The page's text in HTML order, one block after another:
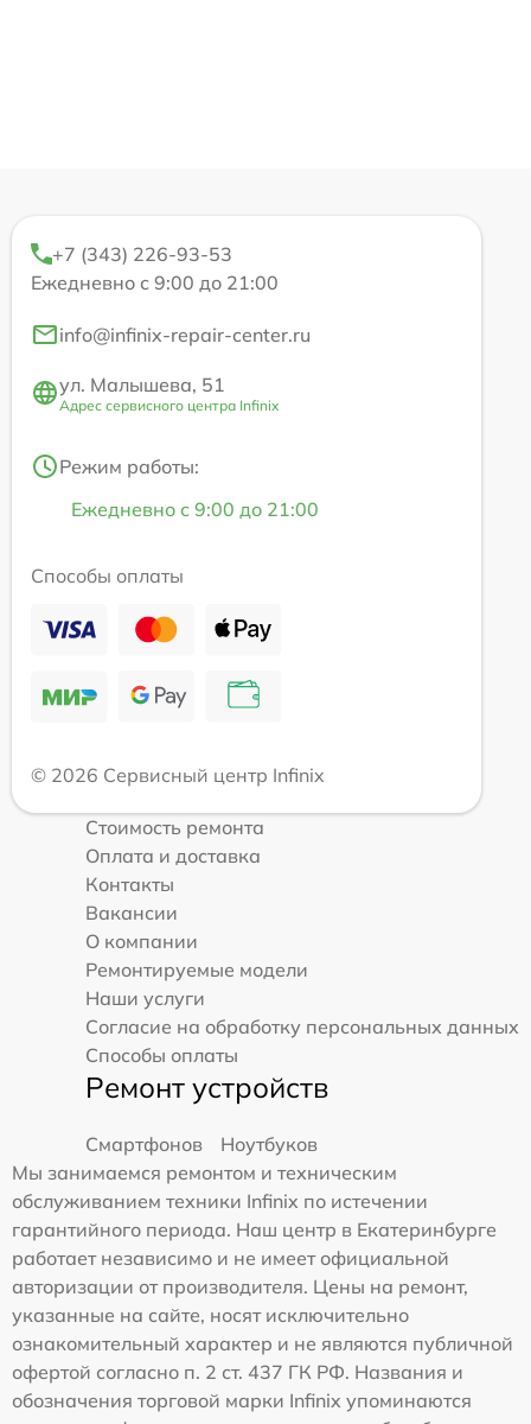
+7 (343) 226-93-53
Ежедневно с 9:00 до 21:00
info@infinix-repair-center.ru
ул. Малышева, 51
Адрес сервисного центра Infinix
Режим работы:
Ежедневно с 9:00 до 21:00
Способы оплаты
© 2026 Сервисный центр Infinix
Стоимость ремонта
Оплата и доставка
Контакты
Вакансии
О компании
Ремонтируемые модели
Наши услуги
Согласие на обработку персональных данных
Способы оплаты
Ремонт устройств
Смартфонов
Ноутбуков
Мы занимаемся ремонтом и техническим
обслуживанием техники Infinix по истечении
гарантийного периода. Наш центр в Екатеринбурге
работает независимо и не имеет официальной
авторизации от производителя. Цены на ремонт,
указанные на сайте, носят исключительно
ознакомительный характер и не являются публичной
офертой согласно п. 2 ст. 437 ГК РФ. Названия и
обозначения торговой марки Infinix упоминаются